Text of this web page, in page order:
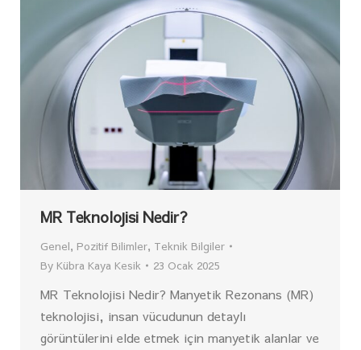
MR Teknolojisi Nedir?
Genel, Pozitif Bilimler, Teknik Bilgiler
By Kübra Kaya Kesik 23 Ocak 2025
MR Teknolojisi Nedir? Manyetik Rezonans (MR)
teknolojisi, insan vücudunun detaylı
görüntülerini elde etmek için manyetik alanlar ve